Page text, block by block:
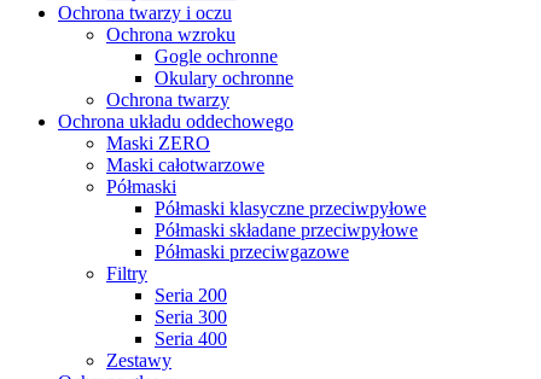
Ochrona twarzy i oczu
Ochrona wzroku
Gogle ochronne
Okulary ochronne
Ochrona twarzy
Ochrona układu oddechowego
Maski ZERO
Maski całotwarzowe
Półmaski
Półmaski klasyczne przeciwpyłowe
Półmaski składane przeciwpyłowe
Półmaski przeciwgazowe
Filtry
Seria 200
Seria 300
Seria 400
Zestawy